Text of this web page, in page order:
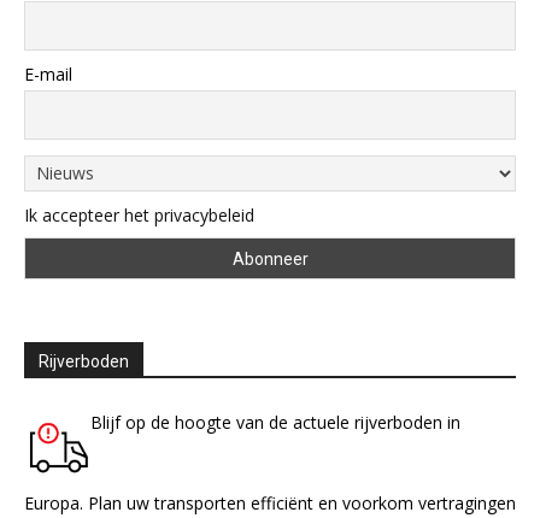
E-mail
Ik accepteer het privacybeleid
Rijverboden
Blijf op de hoogte van de actuele rijverboden in
Europa. Plan uw transporten efficiënt en voorkom vertragingen